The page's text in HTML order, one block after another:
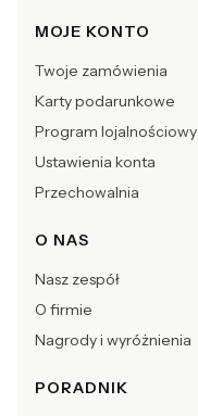
MOJE KONTO
Twoje zamówienia
Karty podarunkowe
Program lojalnościowy
Ustawienia konta
Przechowalnia
O NAS
Nasz zespół
O firmie
Nagrody i wyróżnienia
PORADNIK